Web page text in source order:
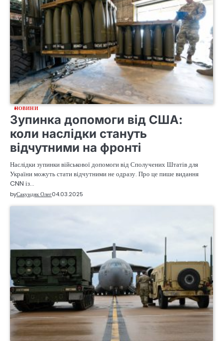
НОВИНИ
Зупинка допомоги від США:
коли наслідки стануть
відчутними на фронті
Наслідки зупинки військової допомоги від Сполучених Штатів для
України можуть стати відчутними не одразу. Про це пише видання
CNN із…
byСакундяк Олег04.03.2025